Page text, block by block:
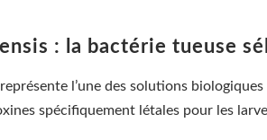
: la bactérie tueuse
représente l’une des solutions
spécifiquement létales pour les